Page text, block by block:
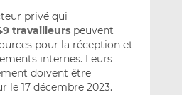
privé qui
travailleurspeuvent
pour la réception et
internes. Leurs
doivent être
le 17 décembre 2023.